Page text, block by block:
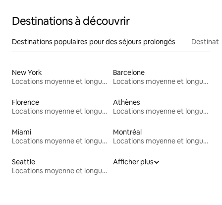
Destinations à découvrir
Destinations populaires pour des séjours prolongés
New York
Locations moyenne et longue durée
Barcelone
Locations moyenne et longue durée
Florence
Locations moyenne et longue durée
Athènes
Locations moyenne et longue durée
Miami
Locations moyenne et longue durée
Montréal
Locations moyenne et longue durée
Seattle
Locations moyenne et longue durée
Afficher plus